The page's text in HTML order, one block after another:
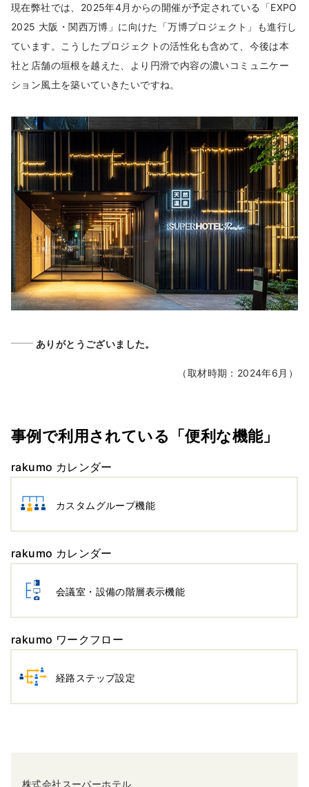
現在弊社では、2025年4月からの開催が予定されている「EXPO
2025 大阪・関西万博」に向けた「万博プロジェクト」も進行し
ています。こうしたプロジェクトの活性化も含めて、今後は本
社と店舗の垣根を越えた、より円滑で内容の濃いコミュニケー
ション風土を築いていきたいですね。
ありがとうございました。
（取材時期：2024年6月）
事例で利用されている「便利な機能」
rakumo カレンダー
カスタムグループ機能
rakumo カレンダー
会議室・設備の階層表示機能
rakumo ワークフロー
経路ステップ設定
株式会社スーパーホテル